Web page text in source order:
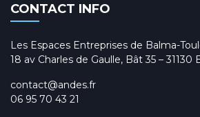
CONTACT INFO
Les Espaces Entreprises de Balma-
18 av Charles de Gaulle, Bât 35 – 31130
contact@andes.fr
06 95 70 43 21